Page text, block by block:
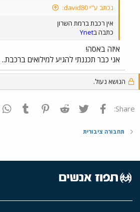
נכתב ע"י david80:
אין רכבת ברמת השרון
כתבה בYnet
איזה באסה!
אני כבר תכננתי להגיע למילואים ברכבת..
הנושא נעול.
Share: פייסבוק Twitter
Reddit
Pinterest
Tumblr
תחבורה ציבורית